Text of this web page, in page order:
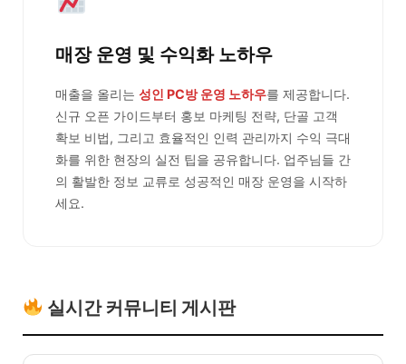
매장 운영 및 수익화 노하우
매출을 올리는 성인 PC방 운영 노하우를 제공합니다.
신규 오픈 가이드부터 홍보 마케팅 전략, 단골 고객
확보 비법, 그리고 효율적인 인력 관리까지 수익 극대
화를 위한 현장의 실전 팁을 공유합니다. 업주님들 간
의 활발한 정보 교류로 성공적인 매장 운영을 시작하
세요.
실시간 커뮤니티 게시판